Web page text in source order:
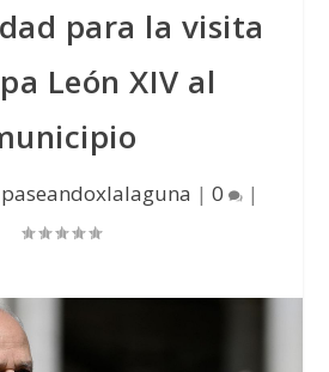
para la visita
León XIV al
paseandoxlalaguna | 0 |